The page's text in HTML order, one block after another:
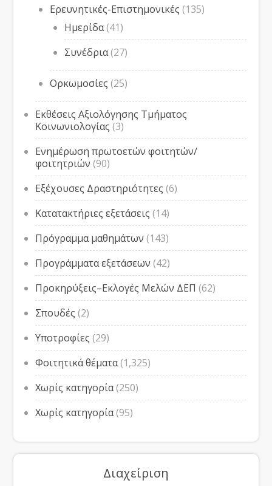
Ερευνητικές-Επιστημονικές (135)
Ημερίδα(41)
Συνέδρια(27)
Ορκωμοσίες (25)
Εκθέσεις Αξιολόγησης Τμήματος
Κοινωνιολογίας (3)
Ενημέρωση πρωτοετών φοιτητών/
φοιτητριών (90)
Εξέχουσες Δραστηριότητες (6)
Κατατακτήριες εξετάσεις (14)
Πρόγραμμα μαθημάτων (143)
Προγράμματα εξετάσεων (42)
Προκηρύξεις–Εκλογές Μελών ΔΕΠ (62)
Σπουδές (2)
Υποτροφίες (29)
Φοιτητικά θέματα(1,325)
Χωρίς κατηγορία(250)
Χωρίς κατηγορία(95)
Διαχείριση